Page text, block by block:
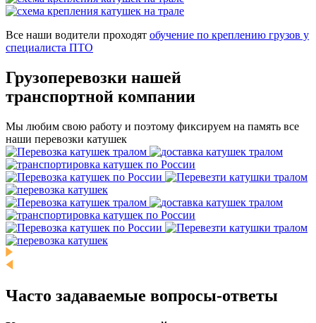
Все наши водители проходят обучение по креплению грузов у
специалиста ПТО
Грузоперевозки нашей
транспортной компании
Мы любим свою работу и поэтому фиксируем на память все
наши перевозки катушек
Часто задаваемые вопросы-ответы